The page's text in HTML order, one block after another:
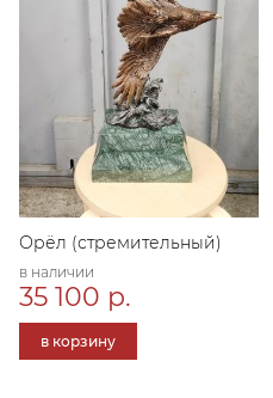
Орёл (стремительный)
в наличии
35 100 р.
в корзину